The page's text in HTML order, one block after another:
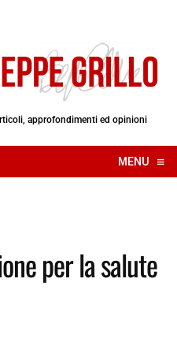
approfondimenti ed opinioni
MENU ≡
☰
per la salute